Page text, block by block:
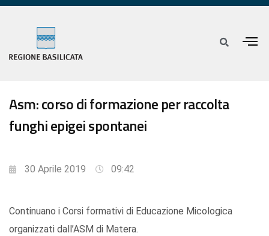
Asm: corso di formazione per raccolta
funghi epigei spontanei
30 Aprile 2019 09:42
Continuano i Corsi formativi di Educazione Micologica
organizzati dall’ASM di Matera.